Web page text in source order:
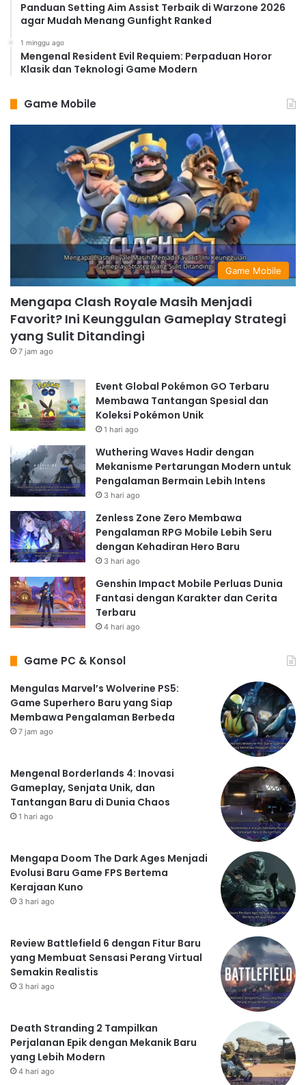
Panduan Setting Aim Assist Terbaik di Warzone 2026
agar Mudah Menang Gunfight Ranked
1 minggu ago
Mengenal Resident Evil Requiem: Perpaduan Horor
Klasik dan Teknologi Game Modern
Game Mobile
Game Mobile
Mengapa Clash Royale Masih Menjadi
Favorit? Ini Keunggulan Gameplay Strategi
yang Sulit Ditandingi
7 jam ago
Event Global Pokémon GO Terbaru
Membawa Tantangan Spesial dan
Koleksi Pokémon Unik
1 hari ago
Wuthering Waves Hadir dengan
Mekanisme Pertarungan Modern untuk
Pengalaman Bermain Lebih Intens
3 hari ago
Zenless Zone Zero Membawa
Pengalaman RPG Mobile Lebih Seru
dengan Kehadiran Hero Baru
3 hari ago
Genshin Impact Mobile Perluas Dunia
Fantasi dengan Karakter dan Cerita
Terbaru
4 hari ago
Game PC & Konsol
Mengulas Marvel’s Wolverine PS5:
Game Superhero Baru yang Siap
Membawa Pengalaman Berbeda
7 jam ago
Mengenal Borderlands 4: Inovasi
Gameplay, Senjata Unik, dan
Tantangan Baru di Dunia Chaos
1 hari ago
Mengapa Doom The Dark Ages Menjadi
Evolusi Baru Game FPS Bertema
Kerajaan Kuno
3 hari ago
Review Battlefield 6 dengan Fitur Baru
yang Membuat Sensasi Perang Virtual
Semakin Realistis
3 hari ago
Death Stranding 2 Tampilkan
Perjalanan Epik dengan Mekanik Baru
yang Lebih Modern
4 hari ago